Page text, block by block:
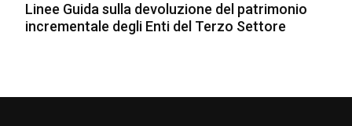
Linee Guida sulla devoluzione del patrimonio
incrementale degli Enti del Terzo Settore